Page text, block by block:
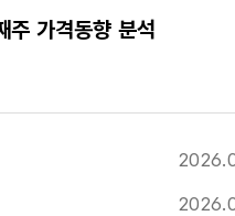
가격동향 분석